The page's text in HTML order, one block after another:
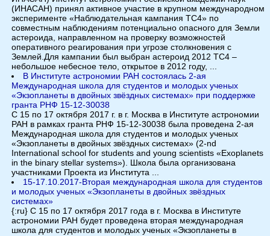
(ИНАСАН) принял активное участие в крупном международном
эксперименте «Наблюдательная кампания TC4» по
совместным наблюдениям потенциально опасного для Земли
астероида, направленном на проверку возможностей
оперативного реагирования при угрозе столкновения с
Землей.Для кампании был выбран астероид 2012 TC4 –
небольшое небесное тело, открытое в 2012 году, ...
В Институте астрономии РАН состоялась 2-ая
Международная школа для студентов и молодых ученых
«Экзопланеты в двойных звёздных системах» при поддержке
гранта РНФ 15-12-30038
С 15 по 17 октября 2017 г. в г. Москва в Институте астрономии
РАН в рамках гранта РНФ 15-12-30038 была проведена 2-ая
Международная школа для студентов и молодых ученых
«Экзопланеты в двойных звёздных системах» (2-nd
International school for students and young scientists «Exoplanets
in the binary stellar systems»). Школа была организована
участниками Проекта из Института ...
15-17.10.2017-Вторая международная школа для студентов
и молодых ученых «Экзопланеты в двойных звёздных
системах»
{:ru} С 15 по 17 октября 2017 года в г. Москва в Институте
астрономии РАН будет проведена вторая международная
школа для студентов и молодых ученых «Экзопланеты в